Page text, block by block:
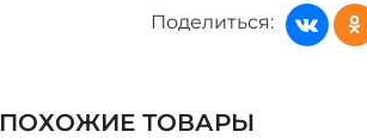
Костюмы: Бренд ТМ
Поделиться:
ПОХОЖИЕ ТОВАРЫ